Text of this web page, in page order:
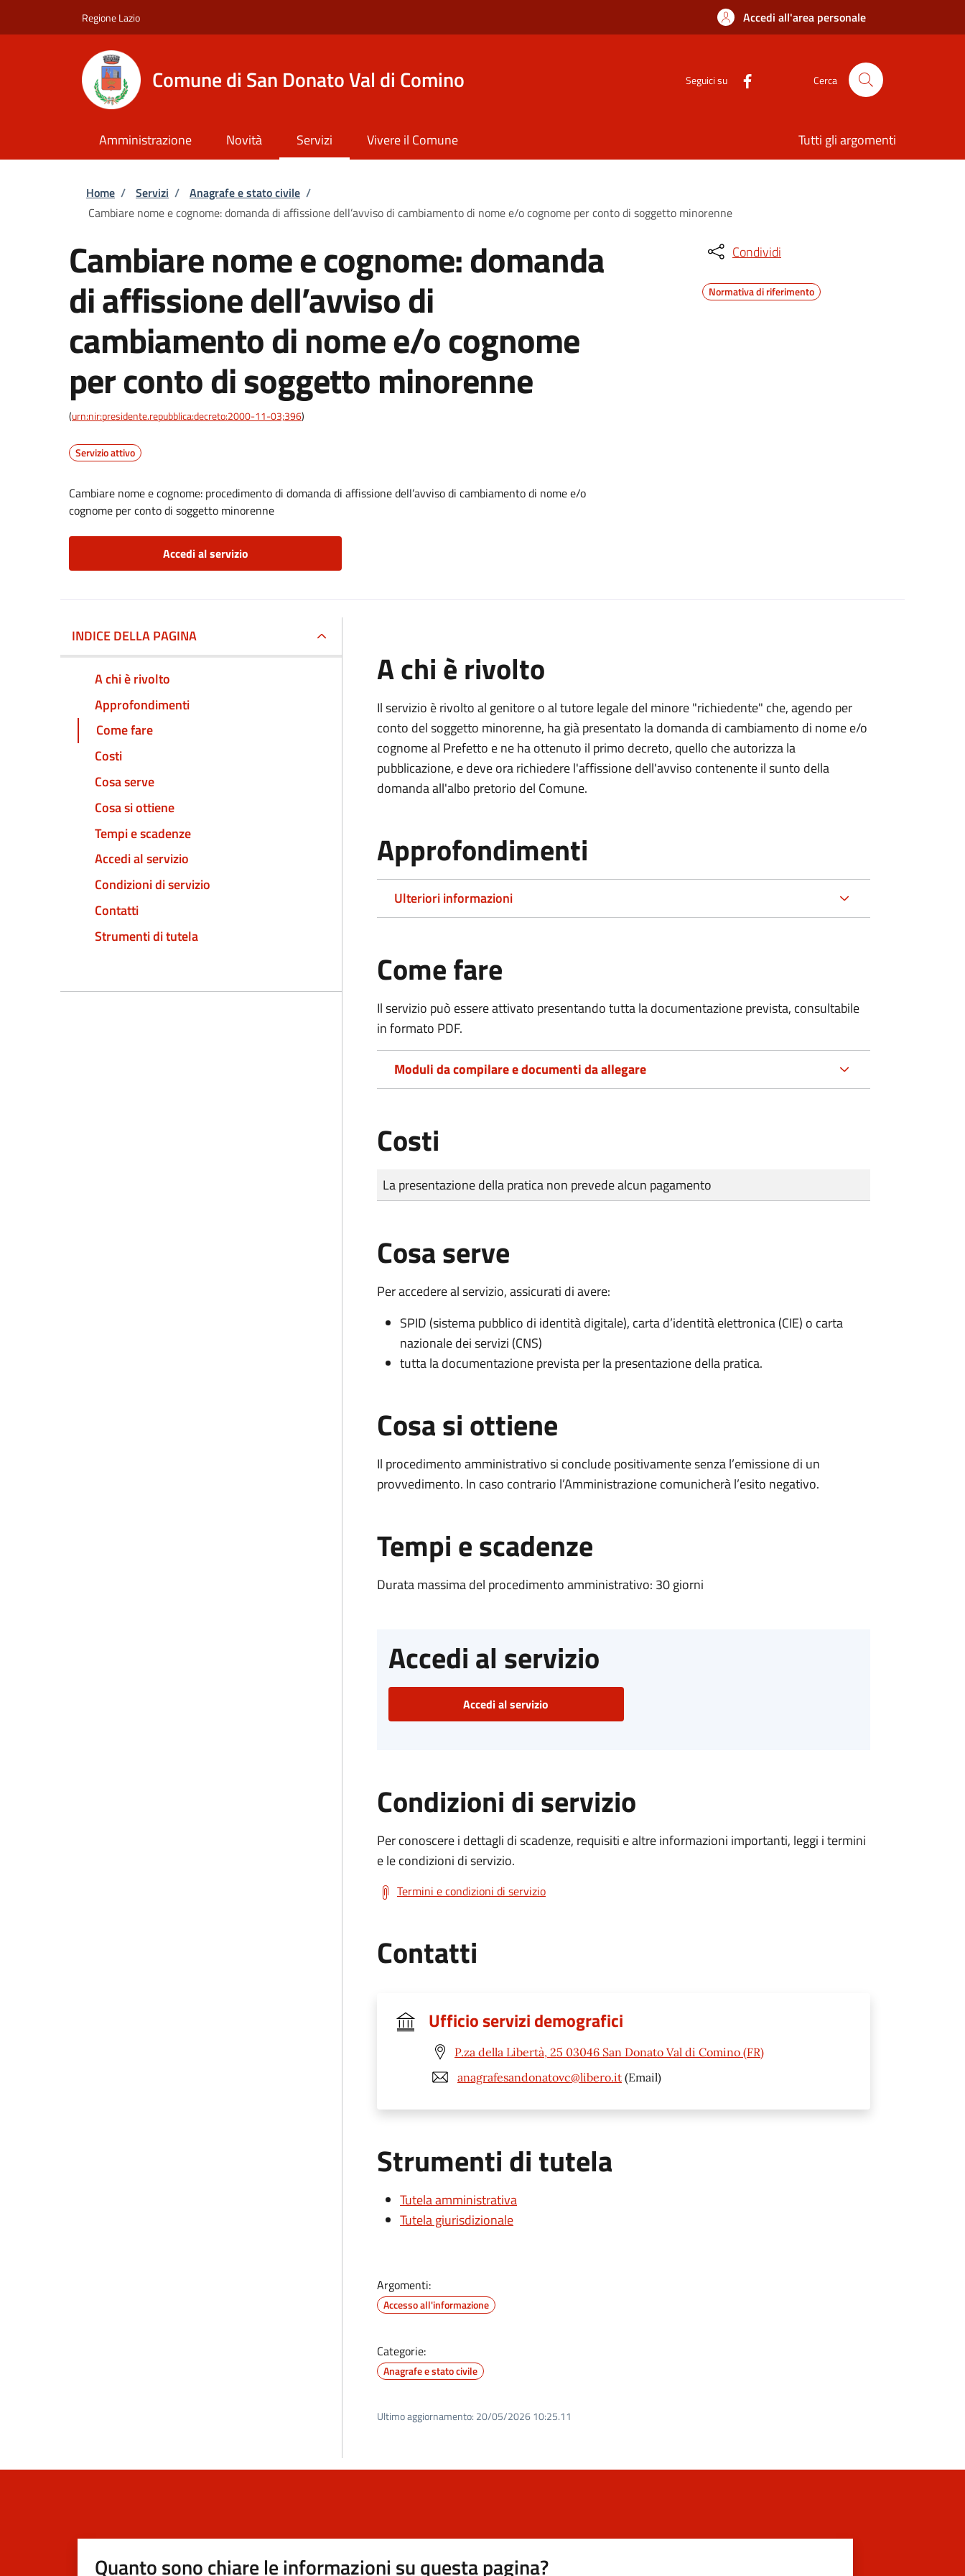
Regione Lazio Accedi all'area personale
Comune di San Donato Val di Comino Seguici su Cerca
Amministrazione Novità Servizi Vivere il Comune Tutti gli argomenti
Briciole di pane
Home / Servizi / Anagrafe e stato civile /
Cambiare nome e cognome: domanda di affissione dell’avviso di cambiamento di nome e/o cognome per conto di soggetto minorenne
Cambiare nome e cognome: domanda
di affissione dell’avviso di
cambiamento di nome e/o cognome
per conto di soggetto minorenne
(urn:nir:presidente.repubblica:decreto:2000-11-03;396)
Servizio attivo
Cambiare nome e cognome: procedimento di domanda di affissione dell’avviso di cambiamento di nome e/o
cognome per conto di soggetto minorenne
Accedi al servizio
Condividi
Normativa di riferimento
INDICE DELLA PAGINA
A chi è rivolto
Approfondimenti
Come fare
Costi
Cosa serve
Cosa si ottiene
Tempi e scadenze
Accedi al servizio
Condizioni di servizio
Contatti
Strumenti di tutela
A chi è rivolto
Il servizio è rivolto al genitore o al tutore legale del minore "richiedente" che, agendo per
conto del soggetto minorenne, ha già presentato la domanda di cambiamento di nome e/o
cognome al Prefetto e ne ha ottenuto il primo decreto, quello che autorizza la
pubblicazione, e deve ora richiedere l'affissione dell'avviso contenente il sunto della
domanda all'albo pretorio del Comune.
Approfondimenti
Ulteriori informazioni
Come fare
Il servizio può essere attivato presentando tutta la documentazione prevista, consultabile
in formato PDF.
Moduli da compilare e documenti da allegare
Costi
Tipo di pagamento
Importo
La presentazione della pratica non prevede alcun pagamento
Cosa serve
Per accedere al servizio, assicurati di avere:
SPID (sistema pubblico di identità digitale), carta d’identità elettronica (CIE) o carta
nazionale dei servizi (CNS)
tutta la documentazione prevista per la presentazione della pratica.
Cosa si ottiene
Il procedimento amministrativo si conclude positivamente senza l’emissione di un
provvedimento. In caso contrario l’Amministrazione comunicherà l’esito negativo.
Tempi e scadenze
Durata massima del procedimento amministrativo: 30 giorni
Accedi al servizio
Accedi al servizio
Condizioni di servizio
Per conoscere i dettagli di scadenze, requisiti e altre informazioni importanti, leggi i termini
e le condizioni di servizio.
Termini e condizioni di servizio
Contatti
Ufficio servizi demografici
P.za della Libertà, 25 03046 San Donato Val di Comino (FR)
anagrafesandonatovc@libero.it (Email)
Strumenti di tutela
Tutela amministrativa
Tutela giurisdizionale
Argomenti:
Accesso all'informazione
Categorie:
Anagrafe e stato civile
Ultimo aggiornamento: 20/05/2026 10:25.11
Quanto sono chiare le informazioni su questa pagina?